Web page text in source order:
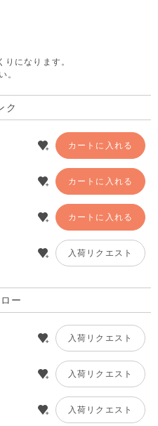
になります。
。
ク
カートに入れる
カートに入れる
カートに入れる
入荷リクエスト
ー
入荷リクエスト
入荷リクエスト
入荷リクエスト